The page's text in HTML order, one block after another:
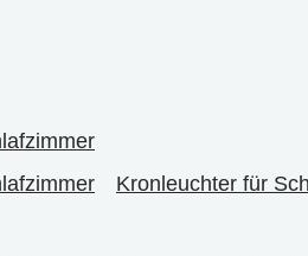
Kronleuchter für